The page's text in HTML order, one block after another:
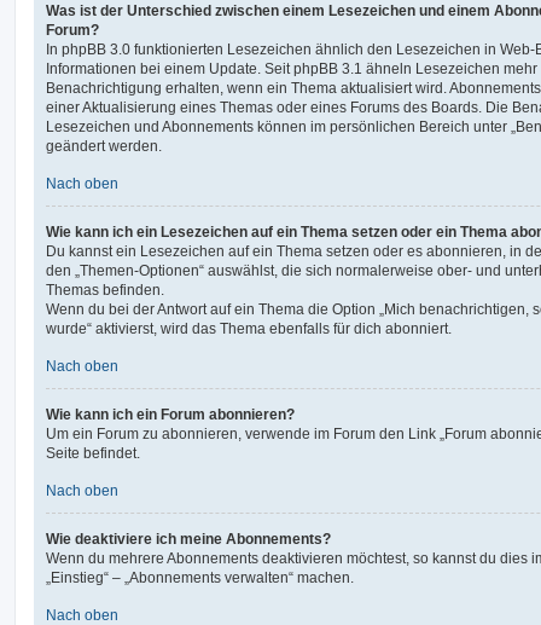
Was ist der Unterschied zwischen einem Lesezeichen und einem
Forum?
In phpBB 3.0 funktionierten Lesezeichen ähnlich den Lesezeichen in
Informationen bei einem Update. Seit phpBB 3.1 ähneln Lesezeichen
Benachrichtigung erhalten, wenn ein Thema aktualisiert wird.
einer Aktualisierung eines Themas oder eines Forums des Boards. Die
Lesezeichen und Abonnements können im persönlichen Bereich unter
geändert werden.
Nach oben
Wie kann ich ein Lesezeichen auf ein Thema setzen oder ein Thema
Du kannst ein Lesezeichen auf ein Thema setzen oder es abonnieren, in
den „Themen-Optionen“ auswählst, die sich normalerweise ober- und
Themas befinden.
Wenn du bei der Antwort auf ein Thema die Option „Mich benachrichtigen,
wurde“ aktivierst, wird das Thema ebenfalls für dich abonniert.
Nach oben
Wie kann ich ein Forum abonnieren?
Um ein Forum zu abonnieren, verwende im Forum den Link „Forum
Seite befindet.
Nach oben
Wie deaktiviere ich meine Abonnements?
Wenn du mehrere Abonnements deaktivieren möchtest, so kannst du dies
„Einstieg“ – „Abonnements verwalten“ machen.
Nach oben